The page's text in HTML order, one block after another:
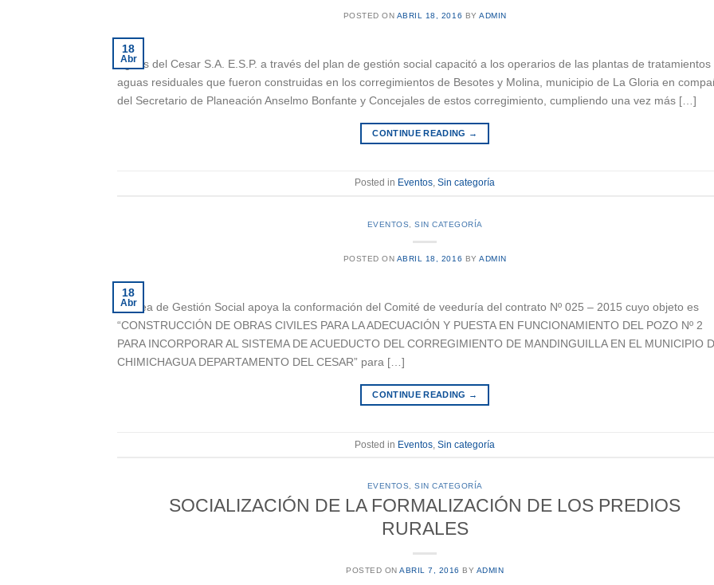
POSTED ON ABRIL 18, 2016 BYADMIN
18
Abr
Aguas del Cesar S.A. E.S.P. a través del plan de gestión social capacitó a los operarios de las plantas de tratamientos
aguas residuales que fueron construidas en los corregimientos de Besotes y Molina, municipio de La Gloria en
del Secretario de Planeación Anselmo Bonfante y Concejales de estos corregimiento, cumpliendo una vez más […]
CONTINUE READING →
Posted in Eventos ,Sin categoría
EVENTOS,SIN CATEGORÍA
POSTED ON ABRIL 18, 2016 BYADMIN
18
Abr
El área de Gestión Social apoya la conformación del Comité de veeduría del contrato Nº 025 – 2015 cuyo objeto es
“CONSTRUCCIÓN DE OBRAS CIVILES PARA LA ADECUACIÓN Y PUESTA EN FUNCIONAMIENTO DEL POZO Nº 2
PARA INCORPORAR AL SISTEMA DE ACUEDUCTO DEL CORREGIMIENTO DE MANDINGUILLA EN EL MUNICIPIO
CHIMICHAGUA DEPARTAMENTO DEL CESAR” para […]
CONTINUE READING →
Posted in Eventos ,Sin categoría
EVENTOS,SIN CATEGORÍA
SOCIALIZACIÓN DE LA FORMALIZACIÓN DE LOS PREDIOS
RURALES
POSTED ONABRIL 7, 2016 BY ADMIN